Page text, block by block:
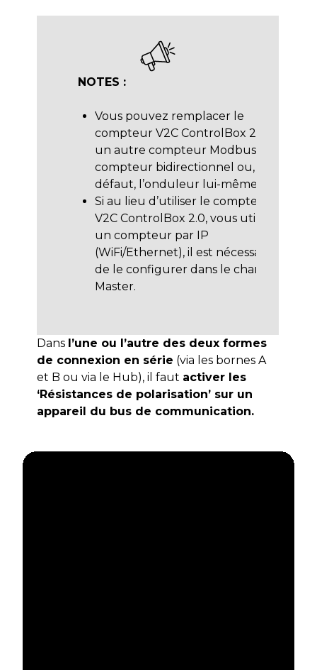
NOTES :
Vous pouvez remplacer le
compteur V2C ControlBox 2.0 par
un autre compteur Modbus, un
compteur bidirectionnel ou, à
défaut, l’onduleur lui-même.
Si au lieu d’utiliser le compteur
V2C ControlBox 2.0, vous utilisez
un compteur par IP
(WiFi/Ethernet), il est nécessaire
de le configurer dans le chargeur
Master.
Dans l’une ou l’autre des deux formes
de connexion en série (via les bornes A
et B ou via le Hub), il faut activer les
‘Résistances de polarisation’ sur un
appareil du bus de communication.